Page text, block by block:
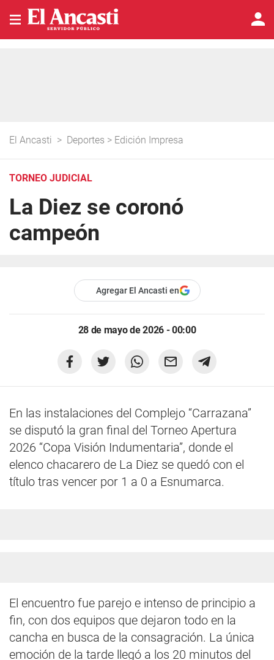
El Ancasti > Deportes > Edición Impresa
TORNEO JUDICIAL
La Diez se coronó
campeón
Agregar El Ancasti en
28 de mayo de 2026 - 00:00
En las instalaciones del Complejo “Carrazana”
se disputó la gran final del Torneo Apertura
2026 “Copa Visión Indumentaria”, donde el
elenco chacarero de La Diez se quedó con el
título tras vencer por 1 a 0 a Esnumarca.
El encuentro fue parejo e intenso de principio a
fin, con dos equipos que dejaron todo en la
cancha en busca de la consagración. La única
emoción de la tarde llegó a los 20 minutos del